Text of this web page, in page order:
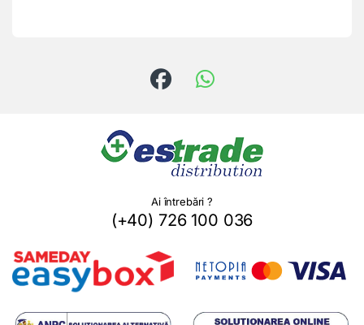
Ai întrebări ?
(+40) 726 100 036